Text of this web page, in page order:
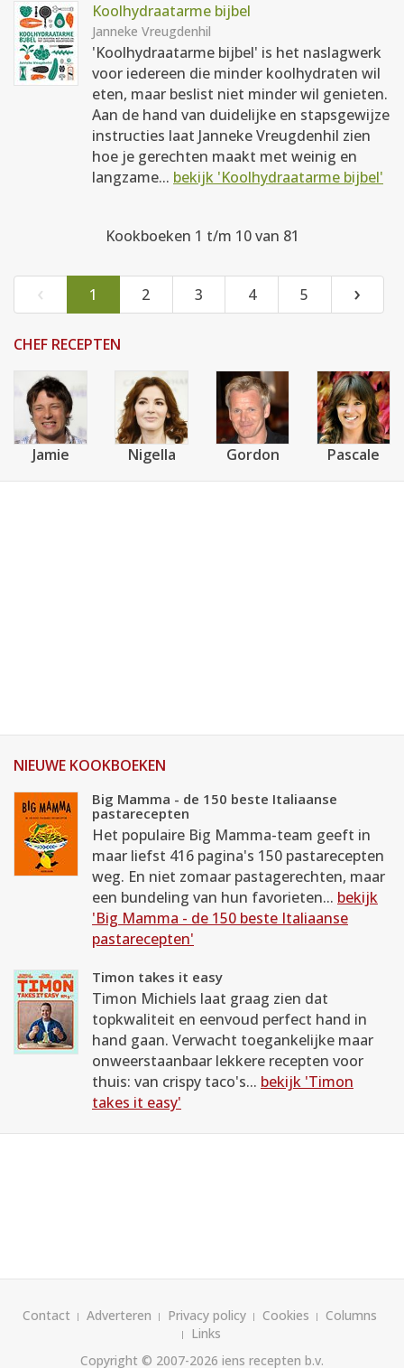
Koolhydraatarme bijbel
Janneke Vreugdenhil
'Koolhydraatarme bijbel' is het naslagwerk
voor iedereen die minder koolhydraten wil
eten, maar beslist niet minder wil genieten.
Aan de hand van duidelijke en stapsgewijze
instructies laat Janneke Vreugdenhil zien
hoe je gerechten maakt met weinig en
langzame... bekijk 'Koolhydraatarme bijbel'
Kookboeken 1 t/m 10 van 81
‹ 1 2 3 4 5 ›
CHEF RECEPTEN
Jamie Nigella Gordon Pascale
NIEUWE KOOKBOEKEN
Big Mamma - de 150 beste Italiaanse
pastarecepten
Het populaire Big Mamma-team geeft in
maar liefst 416 pagina's 150 pastarecepten
weg. En niet zomaar pastagerechten, maar
een bundeling van hun favorieten... bekijk
'Big Mamma - de 150 beste Italiaanse
pastarecepten'
Timon takes it easy
Timon Michiels laat graag zien dat
topkwaliteit en eenvoud perfect hand in
hand gaan. Verwacht toegankelijke maar
onweerstaanbaar lekkere recepten voor
thuis: van crispy taco's... bekijk 'Timon
takes it easy'
Contact Adverteren Privacy policy Cookies
Columns
Links
Copyright © 2007-2026 iens recepten b.v.